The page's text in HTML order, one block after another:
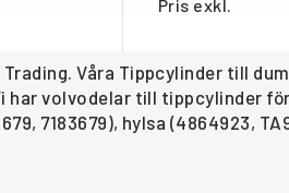
Pris exkl.
Våra Tippcylinder till
volvodelar till tippcylinder
7183679), hylsa (4864923,